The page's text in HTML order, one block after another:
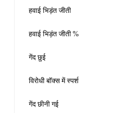
हवाई भिड़ंत जीती
हवाई भिड़ंत जीती %
गेंद छुई
विरोधी बॉक्स में स्पर्श
गेंद छीनी गई